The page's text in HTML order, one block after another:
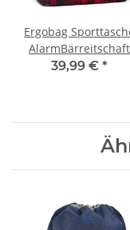
Ergobag
AlarmBärreitschaft
39,99 € *